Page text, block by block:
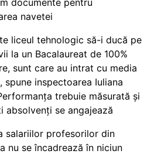
documente pentru
navetei
liceul tehnologic să-i ducă pe
la un Bacalaureat de 100%
sunt care au intrat cu media
spune inspectoarea Iuliana
trebuie măsurată și
absolvenți se angajează
salariilor profesorilor din
nu se încadrează în niciun